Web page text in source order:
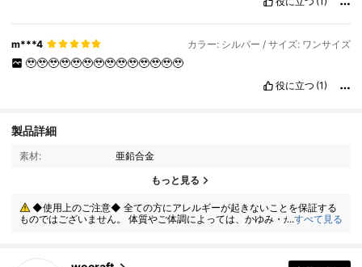
m***4 カラー: シルバー / サイズ: ワンサイズ
🥹🥹🥹🥹🥹🥹🥹🥹🥹🥹🥹🥹🥹🥹
役に立つ (1)
製品詳細
素材: 亜鉛合金
もっと見る
◆使用上のご注意◆ 全ての方にアレルギーが起きないことを保証する
ものではございません。 体質やご体調によっては、かゆみ・かぶれが生じ
...すべて見る
4.95 7.9K フォロワー